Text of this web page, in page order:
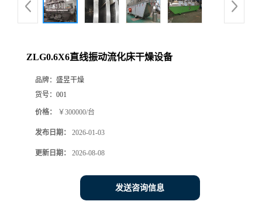
ZLG0.6X6直线振动流化床干燥设备
品牌： 盛昱干燥
货号： 001
价格： ￥300000/台
发布日期： 2026-01-03
更新日期： 2026-08-08
发送咨询信息